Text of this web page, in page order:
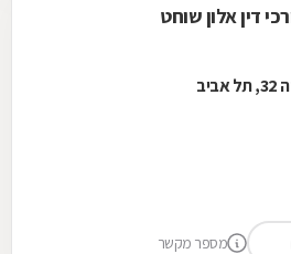
דין אלון שוחט
מספר מקשר